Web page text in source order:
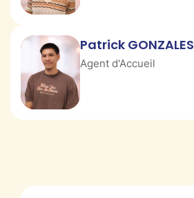
Patrick GONZALES
Agent d'Accueil